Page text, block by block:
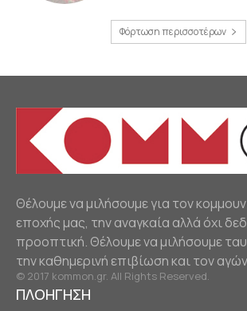
Φόρτωση περισσοτέρων
Θέλουμε να μιλήσουμε για τον
εποχής μας, την αναγκαία αλλά όχι
προοπτική. Θέλουμε να μιλήσουμε
την καθημερινή επιβίωση και τον
© 2017 kommon.gr. All Rights Reserved.
ΠΛΟΗΓΗΣΗ